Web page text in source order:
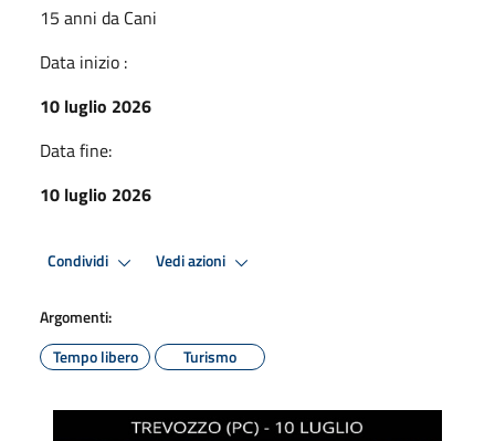
15 anni da Cani
Data inizio :
10 luglio 2026
Data fine:
10 luglio 2026
Condividi Vedi azioni
Argomenti:
Tempo libero
Turismo